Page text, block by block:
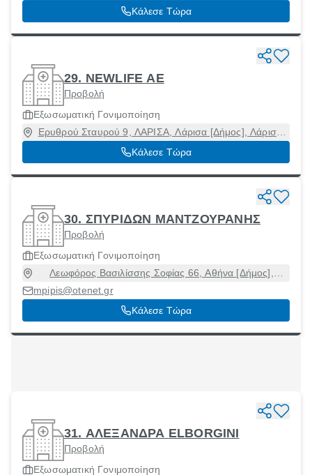
14123
Κάλεσε Τώρα
29. NEWLIFE AE
Προβολή
Εξωσωματική Γονιμοποίηση
Ερυθρού Σταυρού 9, ΛΑΡΙΣΑ, Λάρισα [Δήμος], Λάρισα,
41221
Κάλεσε Τώρα
30. ΣΠΥΡΙΔΩΝ ΜΑΝΤΖΟΥΡΑΝΗΣ
Προβολή
Εξωσωματική Γονιμοποίηση
Λεωφόρος Βασιλίσσης Σοφίας 66, Αθήνα [Δήμος],
mpipis@otenet.gr
Κάλεσε Τώρα
31. ΑΛΕΞΑΝΔΡΑ ELBORGINI
Προβολή
Εξωσωματική Γονιμοποίηση